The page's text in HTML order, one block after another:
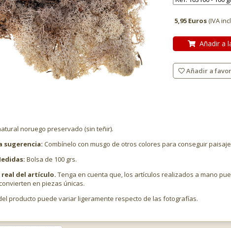
5,95 Euros(IVA
Añadir a
Añadir a
noruego preservado (sin teñir).
sugerencia: Combínelo con musgo de otros colores para conseguir
Bolsa de 100 grs.
real del artículo. Tenga en cuenta que, los artículos realizados a mano
en piezas únicas.
producto puede variar ligeramente respecto de las fotografías.